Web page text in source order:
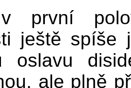
první
ještě
oslavu
ale plně